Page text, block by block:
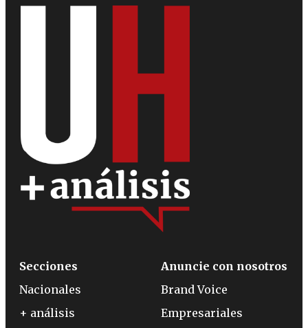
Secciones
Nacionales
+ análisis
Anuncie con nosotros
Brand Voice
Empresariales